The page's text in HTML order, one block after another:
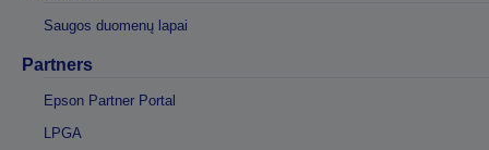
Saugos duomenų lapai
Partners
Epson Partner Portal
LPGA